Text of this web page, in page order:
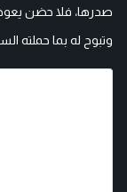
صدرها، فلا حضن
وتبوح له بما حملته